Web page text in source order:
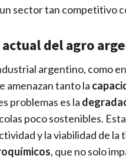
sector tan competitivo
del agro
argentino, como
amenazan tanto la
problemas es la
poco sostenibles.
y la viabilidad de la
, que no solo